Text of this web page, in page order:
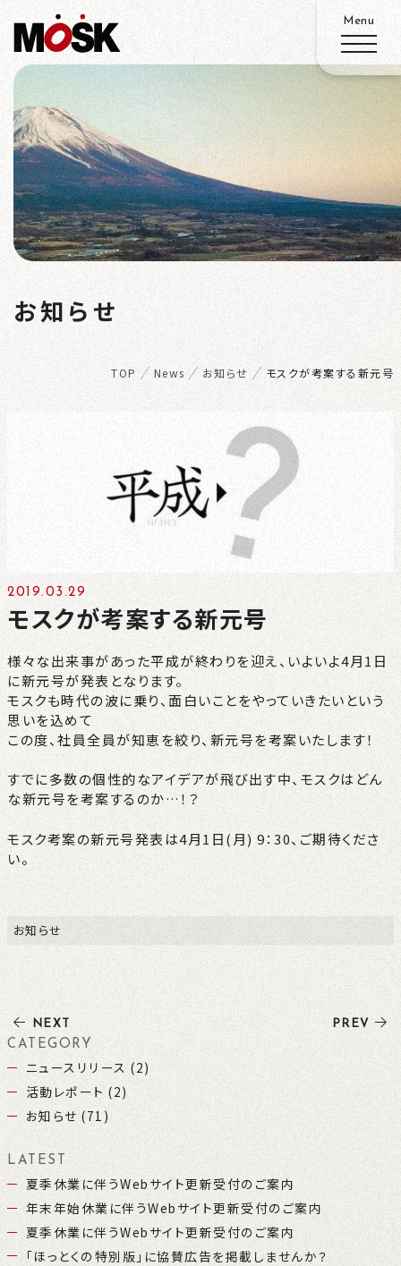
お知らせ
EWS
TOP News お知らせ モスクが考案する新元号
2019.03.29
モスクが考案する新元号
様々な出来事があった平成が終わりを迎え、いよいよ4月1日
に新元号が発表となります。
モスクも時代の波に乗り、面白いことをやっていきたいという
思いを込めて
この度、社員全員が知恵を絞り、新元号を考案いたします！
すでに多数の個性的なアイデアが飛び出す中、モスクはどん
な新元号を考案するのか…！？
モスク考案の新元号発表は4月1日(月) 9：30、ご期待くださ
い。
お知らせ
PREV
NEXT
CATEGORY
ニュースリリース (2)
活動レポート (2)
お知らせ (71)
LATEST
夏季休業に伴うWebサイト更新受付のご案内
年末年始休業に伴うWebサイト更新受付のご案内
夏季休業に伴うWebサイト更新受付のご案内
「ほっとくの特別版」に協賛広告を掲載しませんか？
ABOUT
SERVICE
WORKS
ADVANTAGE
NEWS